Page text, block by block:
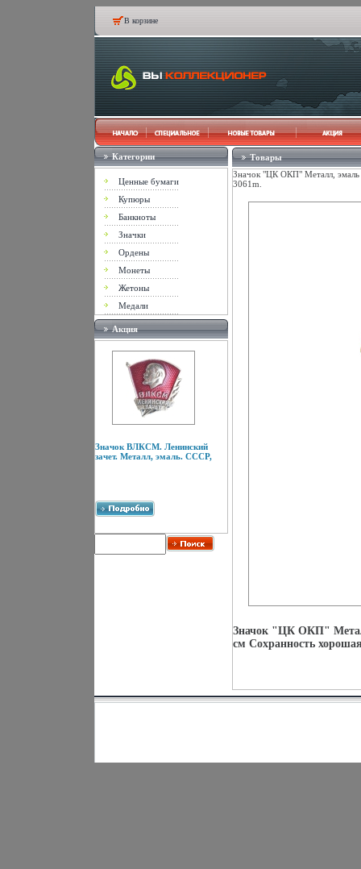
В корзине
Категории
Ценные бумаги
Купюры
Банкноты
Значки
Ордены
Монеты
Жетоны
Медали
Акция
Значок ВЛКСМ. Ленинский
зачет. Металл, эмаль. СССР,
Товары
Значок "ЦК ОКП" Металл, эмаль
3061m.
Значок "ЦК ОКП"
см Сохранность